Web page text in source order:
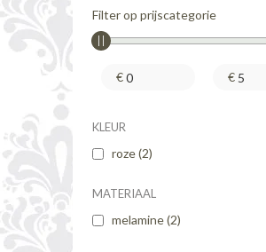
Filter op prijscategorie
€ €
KLEUR
roze(2)
MATERIAAL
melamine(2)